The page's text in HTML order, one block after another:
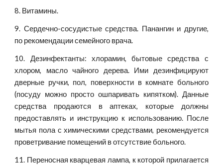
8. Витамины.
9. Сердечно-сосудистые средства. Панангин и другие,
по рекомендации семейного врача.
10. Дезинфектанты: хлорамин, бытовые средства с
хлором, масло чайного дерева. Ими дезинфицируют
дверные ручки, пол, поверхности в комнате больного
(посуду можно просто ошпаривать кипятком). Данные
средства продаются в аптеках, которые должны
предоставлять и инструкцию к использованию. После
мытья пола с химическими средствами, рекомендуется
проветривание помещений в отсутствие больного.
11. Переносная кварцевая лампа, к которой прилагается